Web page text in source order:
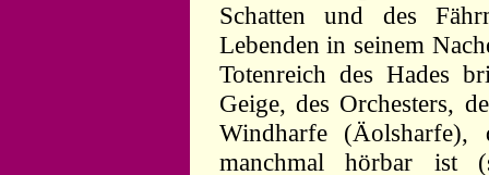
Schatten und des
Lebenden in seinem
Totenreich des Hades
Geige, des Orchesters,
Windharfe
manchmal hörbar ist